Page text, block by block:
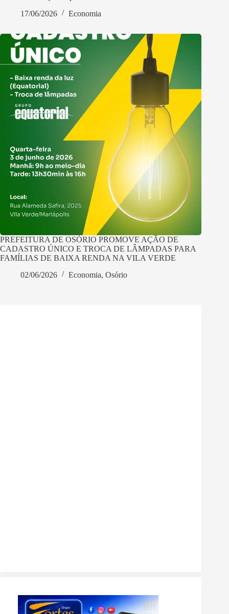
17/06/2026
Economia
PREFEITURA DE OSÓRIO PROMOVE AÇÃO DE
CADASTRO ÚNICO E TROCA DE LÂMPADAS PARA
FAMÍLIAS DE BAIXA RENDA NA VILA VERDE
02/06/2026
Economia, Osório